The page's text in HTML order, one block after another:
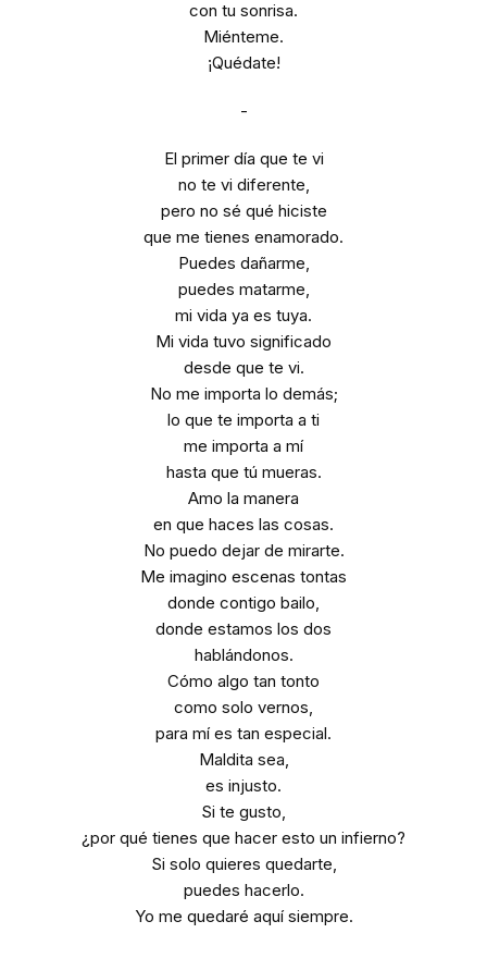
con tu sonrisa.
Miénteme.
¡Quédate!
-
El primer día que te vi
no te vi diferente,
pero no sé qué hiciste
que me tienes enamorado.
Puedes dañarme,
puedes matarme,
mi vida ya es tuya.
Mi vida tuvo significado
desde que te vi.
No me importa lo demás;
lo que te importa a ti
me importa a mí
hasta que tú mueras.
Amo la manera
en que haces las cosas.
No puedo dejar de mirarte.
Me imagino escenas tontas
donde contigo bailo,
donde estamos los dos
hablándonos.
Cómo algo tan tonto
como solo vernos,
para mí es tan especial.
Maldita sea,
es injusto.
Si te gusto,
¿por qué tienes que hacer esto un infierno?
Si solo quieres quedarte,
puedes hacerlo.
Yo me quedaré aquí siempre.